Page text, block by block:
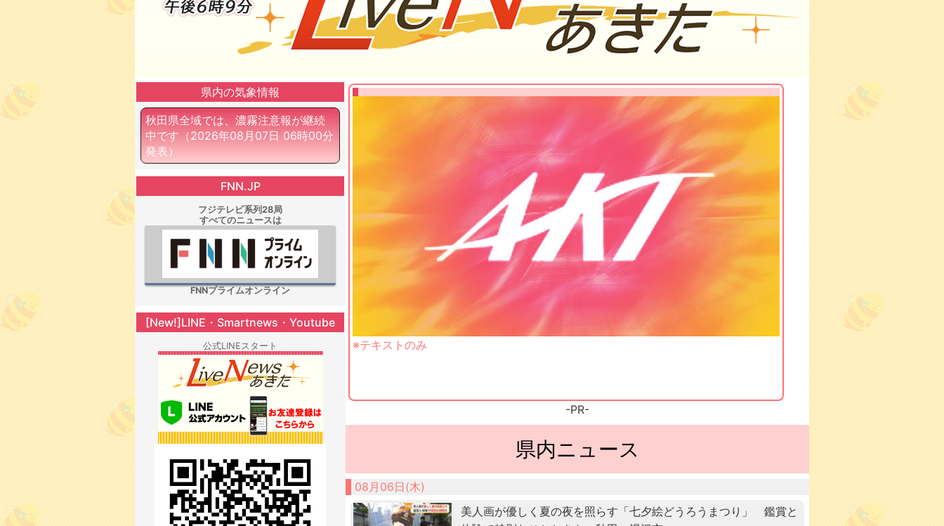
※テキストのみ
-PR-
県内ニュース
08月06日(木)
美人画が優しく夏の夜を照らす「七夕絵どうろうまつり」 鑑賞と
県内の気象情報
秋田県全域では、濃霧注意報が継続
中です （2026年08月07日 06時00分
発表）
FNN.JP
フジテレビ系列28局
すべてのニュースは
FNNプライムオンライン
[New!]LINE・Smartnews・Youtube
公式LINEスタート